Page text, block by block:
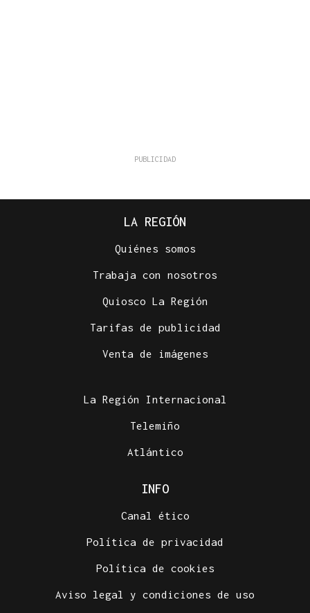
LA REGIÓN
Quiénes somos
Trabaja con nosotros
Quiosco La Región
Tarifas de publicidad
Venta de imágenes
La Región Internacional
Telemiño
Atlántico
INFO
Canal ético
Política de privacidad
Política de cookies
Aviso legal y condiciones de uso